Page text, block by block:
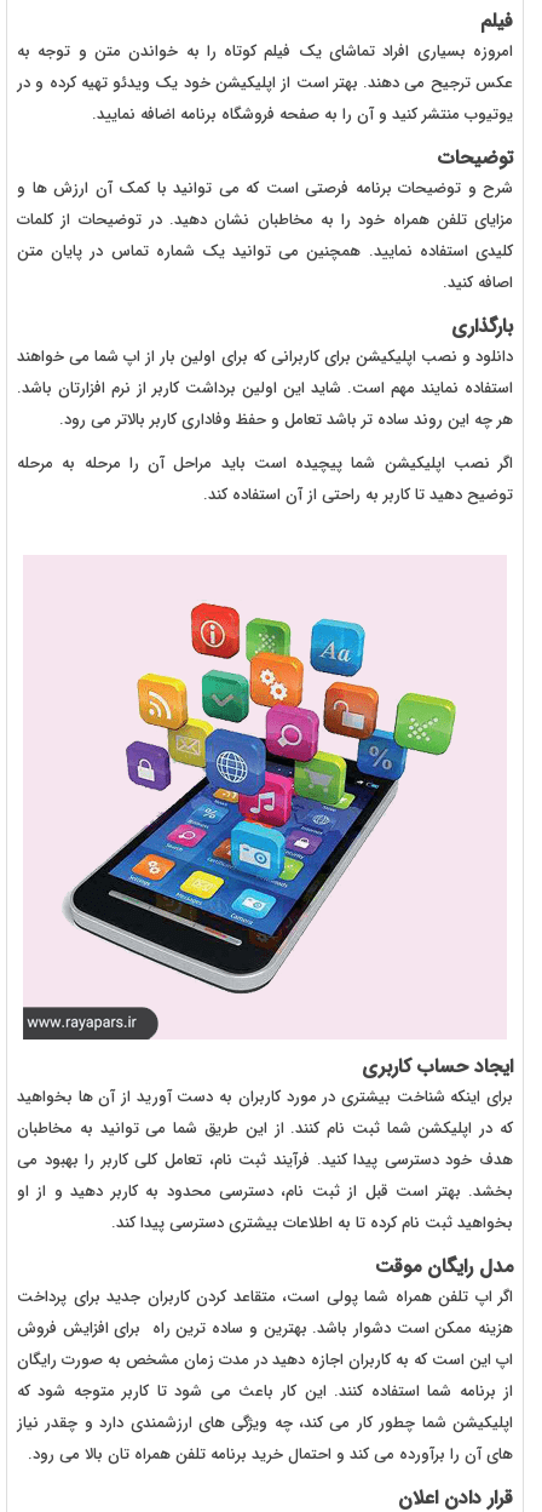
فیلم
امروزه بسیاری افراد تماشای یک فیلم کوتاه را به خواندن متن و توجه به
عکس ترجیح می دهند. بهتر است از اپلیکیشن خود یک ویدئو تهیه کرده و در
یوتیوب منتشر کنید و آن را به صفحه فروشگاه برنامه اضافه نمایید.
توضیحات
شرح و توضیحات برنامه فرصتی است که می توانید با کمک آن ارزش ها و
مزایای تلفن همراه خود را به مخاطبان نشان دهید. در توضیحات از کلمات
کلیدی استفاده نمایید. همچنین می توانید یک شماره تماس در پایان متن
اصافه کنید.
بارگذاری
دانلود و نصب اپلیکیشن برای کاربرانی که برای اولین بار از اپ شما می خواهند
استفاده نمایند مهم است. شاید این اولین برداشت کاربر از نرم افزارتان باشد.
هر چه این روند ساده تر باشد تعامل و حفظ وفاداری کاربر بالاتر می رود.
اگر نصب اپلیکیشن شما پیچیده است باید مراحل آن را مرحله به مرحله
توضیح دهید تا کاربر به راحتی از آن استفاده کند.
ایجاد حساب کاربری
برای اینکه شناخت بیشتری در مورد کاربران به دست آورید از آن ها بخواهید
که در اپلیکشن شما ثبت نام کنند. از این طریق شما می توانید به مخاطبان
هدف خود دسترسی پیدا کنید. فرآیند ثبت نام، تعامل کلی کاربر را بهبود می
بخشد. بهتر است قبل از ثبت نام، دسترسی محدود به کاربر دهید و از او
بخواهید ثبت نام کرده تا به اطلاعات بیشتری دسترسی پیدا کند.
مدل رایگان موقت
اگر اپ تلفن همراه شما پولی است، متقاعد کردن کاربران جدید برای پرداخت
هزینه ممکن است دشوار باشد. بهترین و ساده ترین راه برای افزایش فروش
اپ این است که به کاربران اجازه دهید در مدت زمان مشخص به صورت رایگان
از برنامه شما استفاده کنند. این کار باعث می شود تا کاربر متوجه شود که
اپلیکیشن شما چطور کار می کند، چه ویژگی های ارزشمندی دارد و چقدر نیاز
های آن را برآورده می کند و احتمال خرید برنامه تلفن همراه تان بالا می رود.
قرار دادن اعلان